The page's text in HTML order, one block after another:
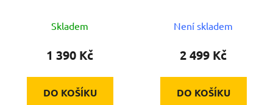
Skladem
1 390 Kč
DO KOŠÍKU
Není skladem
2 499 Kč
DO KOŠÍKU